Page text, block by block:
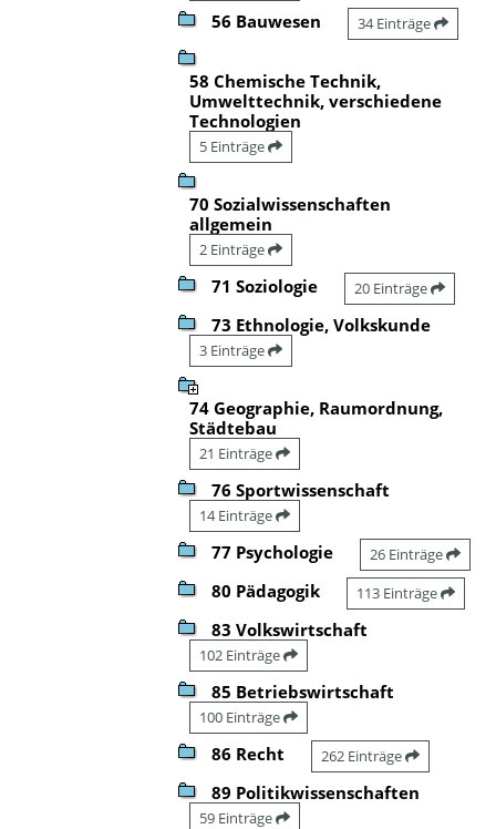
56 Bauwesen 34 Einträge
58 Chemische Technik,
Umwelttechnik, verschiedene
Technologien
5 Einträge
70 Sozialwissenschaften
allgemein
2 Einträge
71 Soziologie 20 Einträge
73 Ethnologie, Volkskunde
3 Einträge
74 Geographie, Raumordnung,
Städtebau
21 Einträge
76 Sportwissenschaft
14 Einträge
77 Psychologie 26 Einträge
80 Pädagogik 113 Einträge
83 Volkswirtschaft
102 Einträge
85 Betriebswirtschaft
100 Einträge
86 Recht 262 Einträge
89 Politikwissenschaften
59 Einträge